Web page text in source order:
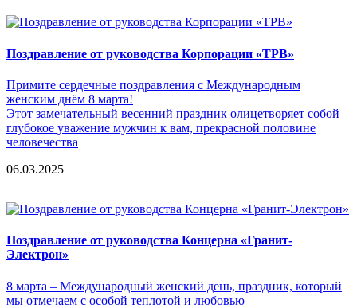
Поздравление от руководства Корпорации «ТРВ»
Примите сердечные поздравления с Международным
женским днём 8 марта!
Этот замечательный весенний праздник олицетворяет собой
глубокое уважение мужчин к вам, прекрасной половине
человечества
06.03.2025
Поздравление от руководства Концерна «Гранит-
Электрон»
8 марта – Международный женский день, праздник, который
мы отмечаем с особой теплотой и любовью